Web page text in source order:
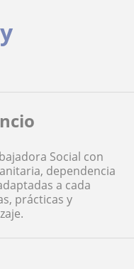
Social con
dependencia
a cada
prácticas y